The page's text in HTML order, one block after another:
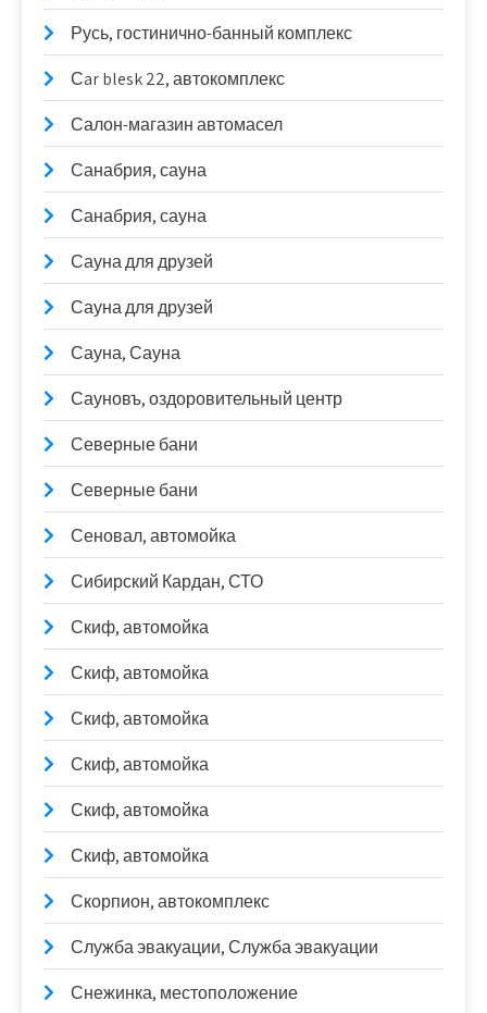
Русь, гостинично-банный комплекс
Сar blesk 22, автокомплекс
Салон-магазин автомасел
Санабрия, сауна
Санабрия, сауна
Сауна для друзей
Сауна для друзей
Сауна, Сауна
Сауновъ, оздоровительный центр
Северные бани
Северные бани
Сеновал, автомойка
Сибирский Кардан, СТО
Скиф, автомойка
Скиф, автомойка
Скиф, автомойка
Скиф, автомойка
Скиф, автомойка
Скиф, автомойка
Скорпион, автокомплекс
Служба эвакуации, Служба эвакуации
Снежинка, местоположение